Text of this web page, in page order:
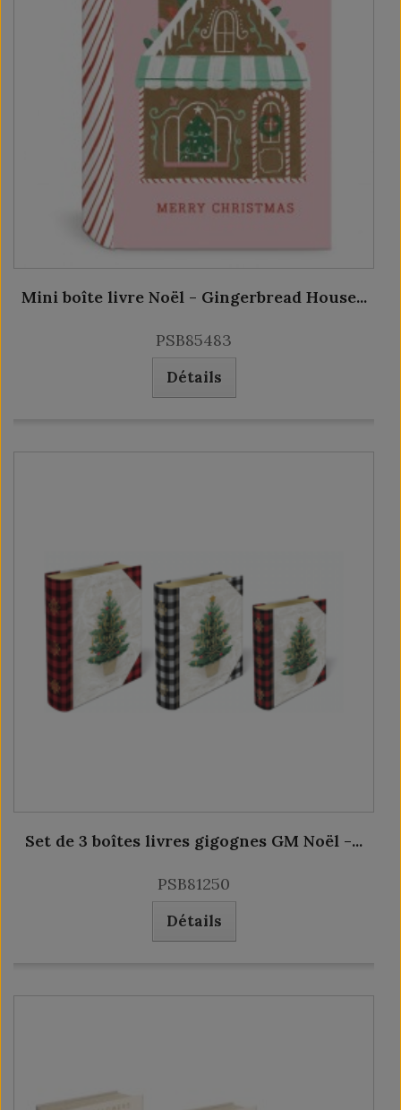
Mini boîte livre Noël - Gingerbread House...
PSB85483
Détails
Set de 3 boîtes livres gigognes GM Noël -...
PSB81250
Détails